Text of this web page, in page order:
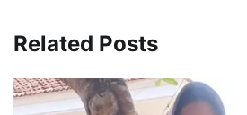
Related Posts